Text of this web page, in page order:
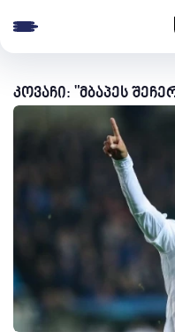
კოვაჩი: "მბაპეს